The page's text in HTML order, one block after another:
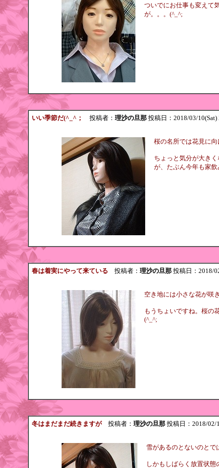
ついでにお仕事も変えて
が。。。(^_^;
いい季節だ(^_^； 投稿者： 理沙の旦那投稿日：2018/03/
桜の名所では花見に
ちょっと気分が大き
が、たぶん今年も家
春は着実にやって来ている 投稿者： 理沙の旦那投稿日：2018/
空き地には小さな花が咲
もうちょいですね。桜の
(^_^;
冬はまだまだ続きますが投稿者： 理沙の旦那投稿日：2018/02/
雪があるのとないのとで
しかもしばらく放置状